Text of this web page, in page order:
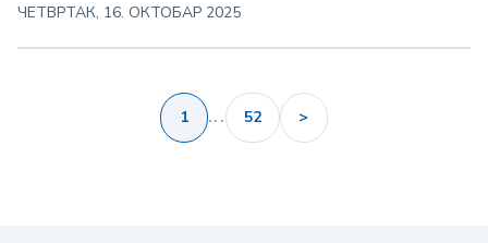
ЧЕТВРТАК, 16. ОКТОБАР 2025
1 ... 52 >